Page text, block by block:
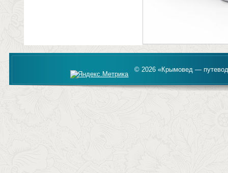
© 2026 «Крымовед —